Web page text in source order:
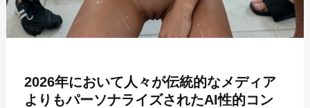
2026年において人々が伝統的なメディア
よりもパーソナライズされたAI性的コン